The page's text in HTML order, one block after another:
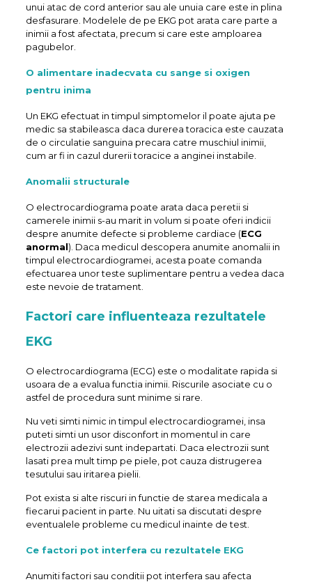
unui atac de cord anterior sau ale unuia care este in plina
desfasurare. Modelele de pe EKG pot arata care parte a
inimii a fost afectata, precum si care este amploarea
pagubelor.
O alimentare inadecvata cu sange si oxigen
pentru inima
Un EKG efectuat in timpul simptomelor il poate ajuta pe
medic sa stabileasca daca durerea toracica este cauzata
de o circulatie sanguina precara catre muschiul inimii,
cum ar fi in cazul durerii toracice a anginei instabile.
Anomalii structurale
O electrocardiograma poate arata daca peretii si
camerele inimii s-au marit in volum si poate oferi indicii
despre anumite defecte si probleme cardiace (ECG
anormal). Daca medicul descopera anumite anomalii in
timpul electrocardiogramei, acesta poate comanda
efectuarea unor teste suplimentare pentru a vedea daca
este nevoie de tratament.
Factori care influenteaza rezultatele
EKG
O electrocardiograma (ECG) este o modalitate rapida si
usoara de a evalua functia inimii. Riscurile asociate cu o
astfel de procedura sunt minime si rare.
Nu veti simti nimic in timpul electrocardiogramei, insa
puteti simti un usor disconfort in momentul in care
electrozii adezivi sunt indepartati. Daca electrozii sunt
lasati prea mult timp pe piele, pot cauza distrugerea
tesutului sau iritarea pielii.
Pot exista si alte riscuri in functie de starea medicala a
fiecarui pacient in parte. Nu uitati sa discutati despre
eventualele probleme cu medicul inainte de test.
Ce factori pot interfera cu rezultatele EKG
Anumiti factori sau conditii pot interfera sau afecta